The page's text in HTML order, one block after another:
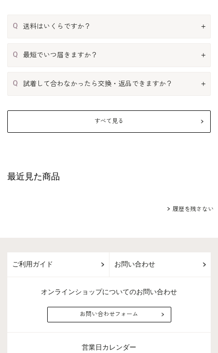
Q 送料はいくらですか？
Q 最短でいつ届きますか？
Q 試着して合わなかったら交換・返品できますか？
すべて見る
最近見た商品
履歴を残さない
ご利用ガイド お問い合わせ
オンラインショップについてのお問い合わせ
お問い合わせフォーム
営業日カレンダー